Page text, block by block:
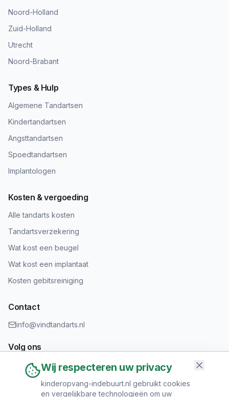
Noord-Holland
Zuid-Holland
Utrecht
Noord-Brabant
Types & Hulp
Algemene Tandartsen
Kindertandartsen
Angsttandartsen
Spoedtandartsen
Implantologen
Kosten & vergoeding
Alle tandarts kosten
Tandartsverzekering
Wat kost een beugel
Wat kost een implantaat
Kosten gebitsreiniging
Contact
info@vindtandarts.nl
Volg ons
Wij respecteren uw privacy
kinderopvang-indebuurt.nl gebruikt cookies
en vergelijkbare technologieën om uw